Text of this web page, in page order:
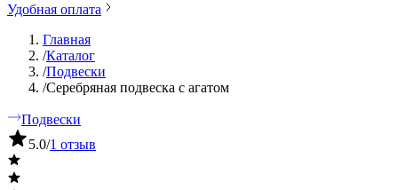
Удобная оплата
Главная
/Каталог
/Подвески
/Серебряная подвеска с агатом
Подвески
5.0/1 отзыв